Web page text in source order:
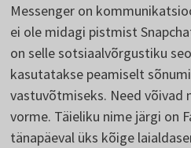
Messenger on
ei ole midagi pistmist
on selle sotsiaalvõrgustiku
kasutatakse peamiselt
vastuvõtmiseks. Need võivad
vorme. Täieliku nime järgi on
tänapäeval üks kõige